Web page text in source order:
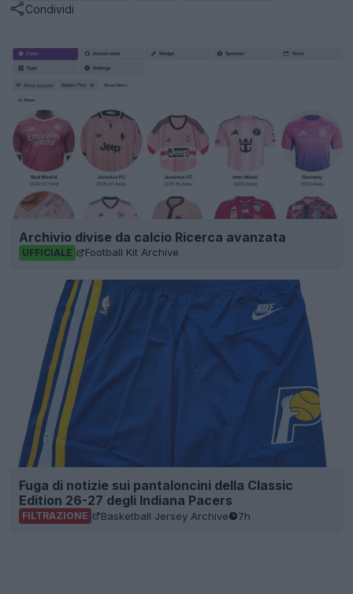
Condividi
Archivio divise da calcio Ricerca avanzata
UFFICIALE Football Kit Archive
Fuga di notizie sui pantaloncini della Classic
Edition 26-27 degli Indiana Pacers
FILTRAZIONE Basketball Jersey Archive 7h